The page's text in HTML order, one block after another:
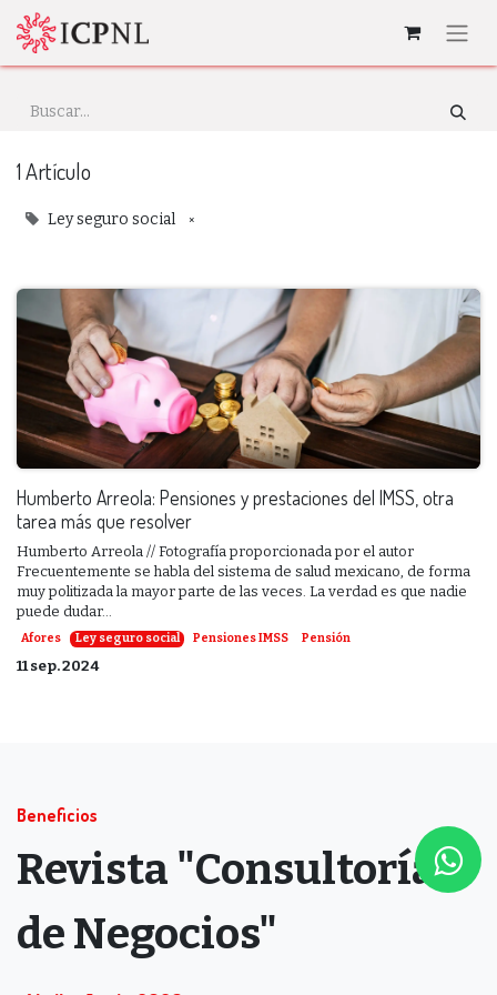
1 Artículo
Ley seguro social ×
Humberto Arreola: Pensiones y prestaciones del IMSS, otra
tarea más que resolver
Humberto Arreola // Fotografía proporcionada por el autor
Frecuentemente se habla del sistema de salud mexicano, de forma
muy politizada la mayor parte de las veces. La verdad es que nadie
puede dudar...
Afores Ley seguro social Pensiones IMSS Pensión
11 sep. 2024
Beneficios
Revista "Consultoría
de Negocios"